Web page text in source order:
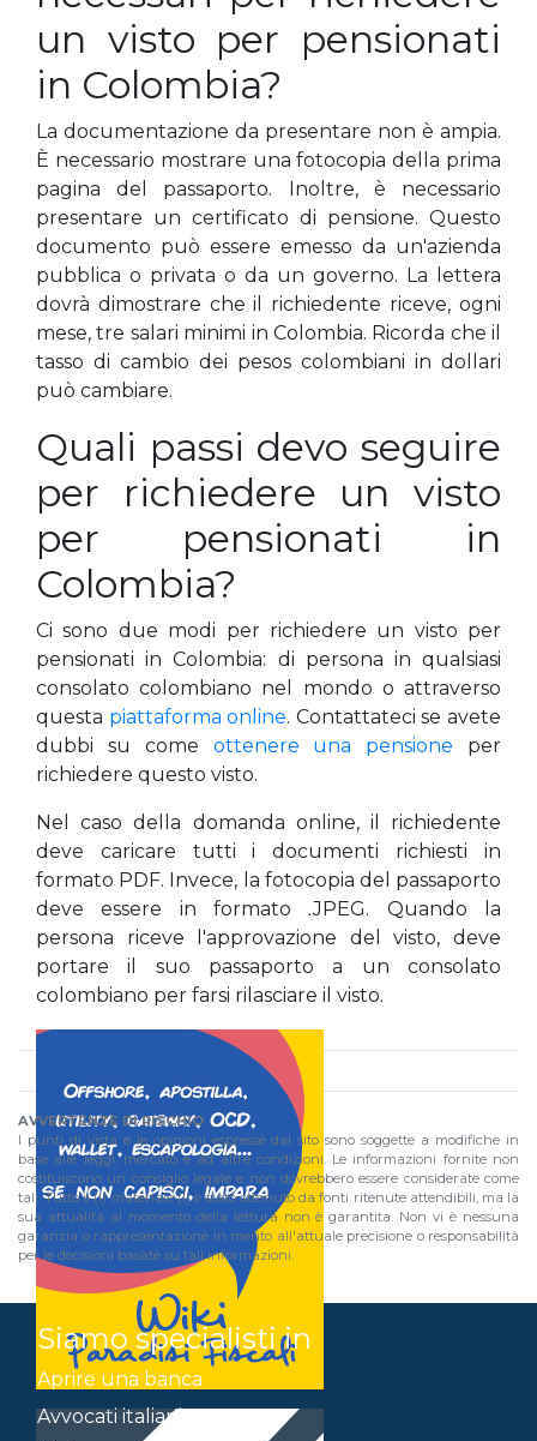
un visto per pensionati
in Colombia?
La documentazione da presentare non è ampia.
È necessario mostrare una fotocopia della prima
pagina del passaporto. Inoltre, è necessario
presentare un certificato di pensione. Questo
documento può essere emesso da un'azienda
pubblica o privata o da un governo. La lettera
dovrà dimostrare che il richiedente riceve, ogni
mese, tre salari minimi in Colombia. Ricorda che il
tasso di cambio dei pesos colombiani in dollari
può cambiare.
Quali passi devo seguire
per richiedere un visto
per pensionati in
Colombia?
Ci sono due modi per richiedere un visto per
pensionati in Colombia: di persona in qualsiasi
consolato colombiano nel mondo o attraverso
questa piattaforma online. Contattateci se avete
dubbi su come ottenere una pensione per
richiedere questo visto.
Nel caso della domanda online, il richiedente
deve caricare tutti i documenti richiesti in
formato PDF. Invece, la fotocopia del passaporto
deve essere in formato .JPEG. Quando la
persona riceve l'approvazione del visto, deve
portare il suo passaporto a un consolato
colombiano per farsi rilasciare il visto.
AVVERTENZE DI RISCHIO
I punti di vista e le opinioni espresse dal sito sono soggette a modifiche in
base alle leggi, mercato e ad altre condizioni. Le informazioni fornite non
costituiscono un consiglio legale e non dovrebbero essere considerate come
tali. Tutto il (i) materiale (i) è stato ottenuto da fonti ritenute attendibili, ma la
sua attualitá al momento della lettura non è garantita. Non vi è nessuna
garanzia o rappresentazione in merito all'attuale precisione o responsabilità
per le decisioni basate su tali informazioni.
Siamo specialisti in
Aprire una banca
Avvocati italiani a Panama